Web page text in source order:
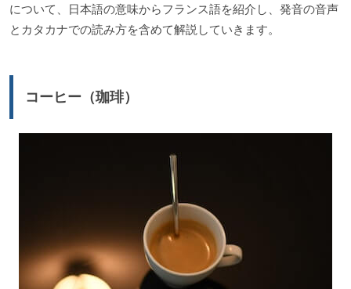
について、日本語の意味からフランス語を紹介し、発音の音声
とカタカナでの読み方を含めて解説していきます。
コーヒー（珈琲）